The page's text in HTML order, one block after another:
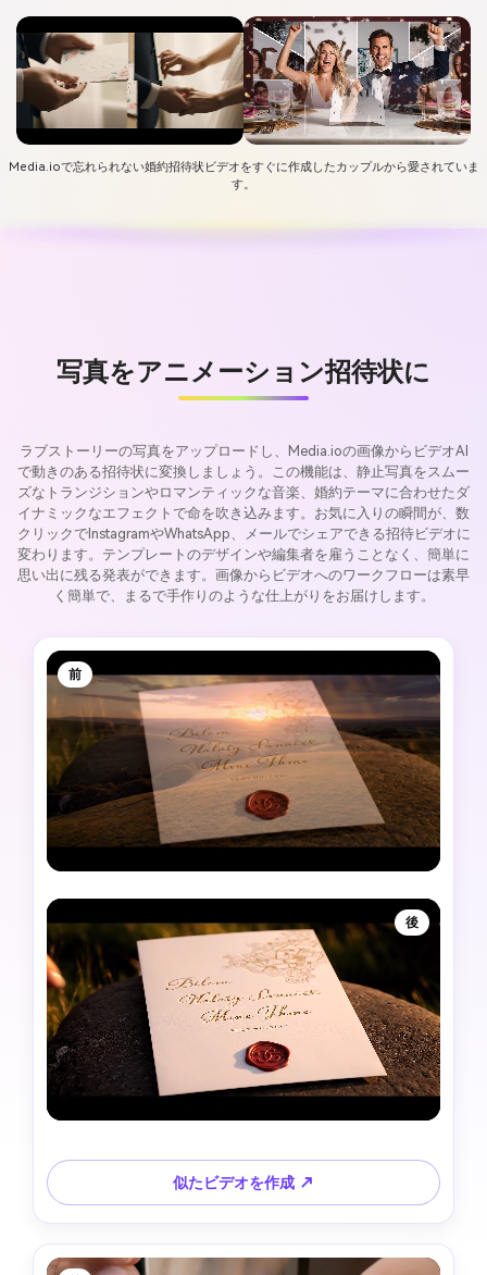
Media.ioで忘れられない婚約招待状ビデオをすぐに作成したカップルから愛されていま
す。
写真をアニメーション招待状に
ラブストーリーの写真をアップロードし、Media.ioの画像からビデオAI
で動きのある招待状に変換しましょう。この機能は、静止写真をスムー
ズなトランジションやロマンティックな音楽、婚約テーマに合わせたダ
イナミックなエフェクトで命を吹き込みます。お気に入りの瞬間が、数
クリックでInstagramやWhatsApp、メールでシェアできる招待ビデオに
変わります。テンプレートのデザインや編集者を雇うことなく、簡単に
思い出に残る発表ができます。画像からビデオへのワークフローは素早
く簡単で、まるで手作りのような仕上がりをお届けします。
前
後
似たビデオを作成 ↗